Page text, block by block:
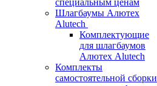
специальным ценам
Шлагбаумы Алютех
Alutech
Комплектующие
для шлагбаумов
Алютех Alutech
Комплекты
самостоятельной сборки